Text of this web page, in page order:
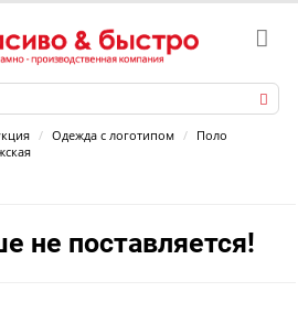
Одежда с логотипом
Поло
не поставляется!